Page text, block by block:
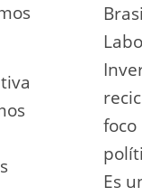
Es